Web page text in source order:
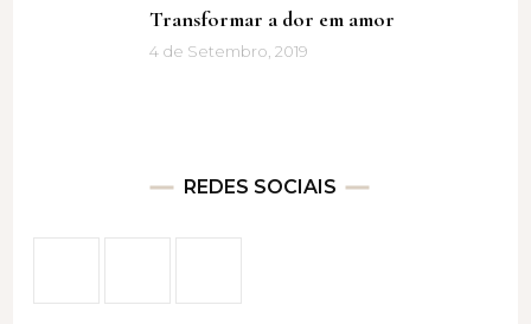
Transformar a dor em amor
4 de Setembro, 2019
REDES SOCIAIS